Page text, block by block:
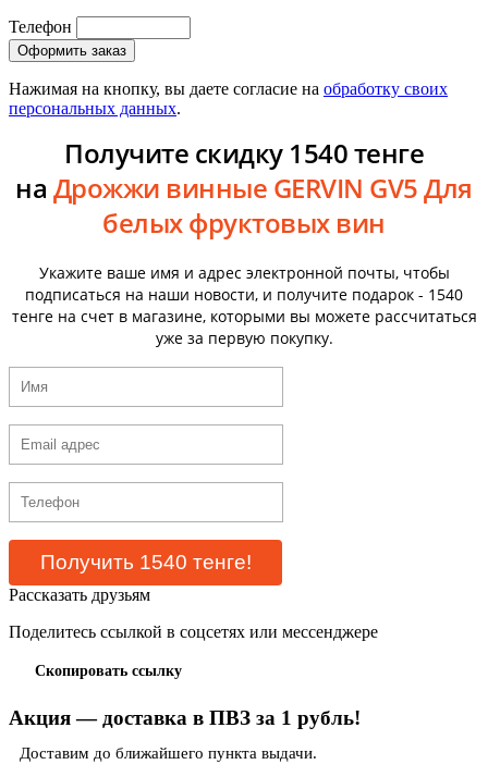
Телефон
Нажимая на кнопку, вы даете согласие на обработку своих
персональных данных.
Получите скидку 1540 тенге
на Дрожжи винные GERVIN GV5 Для
белых фруктовых вин
Укажите ваше имя и адрес электронной почты, чтобы
подписаться на наши новости, и получите подарок - 1540
тенге на счет в магазине, которыми вы можете рассчитаться
уже за первую покупку.
Рассказать друзьям
Поделитесь ссылкой в соцсетях или мессенджере
Скопировать ссылку
Акция — доставка в ПВЗ за 1 рубль!
Доставим до ближайшего пункта выдачи.